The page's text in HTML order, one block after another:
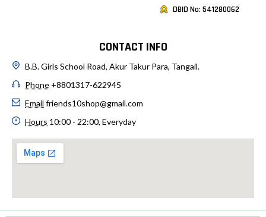
DBID No: 541280062
CONTACT INFO
B.B. Girls School Road, Akur Takur Para, Tangail.
Phone +8801317-622945
Email friends10shop@gmail.com
Hours 10:00 - 22:00, Everyday